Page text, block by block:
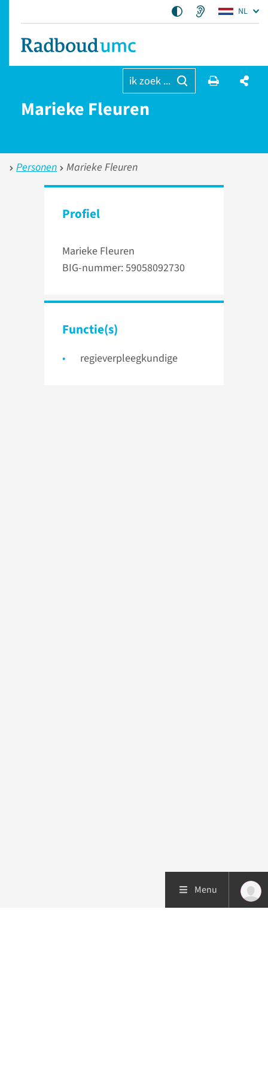
NL
ik zoek ...
Marieke Fleuren
Personen Marieke Fleuren
Profiel
Marieke Fleuren
BIG-nummer: 59058092730
Functie(s)
regieverpleegkundige
Menu